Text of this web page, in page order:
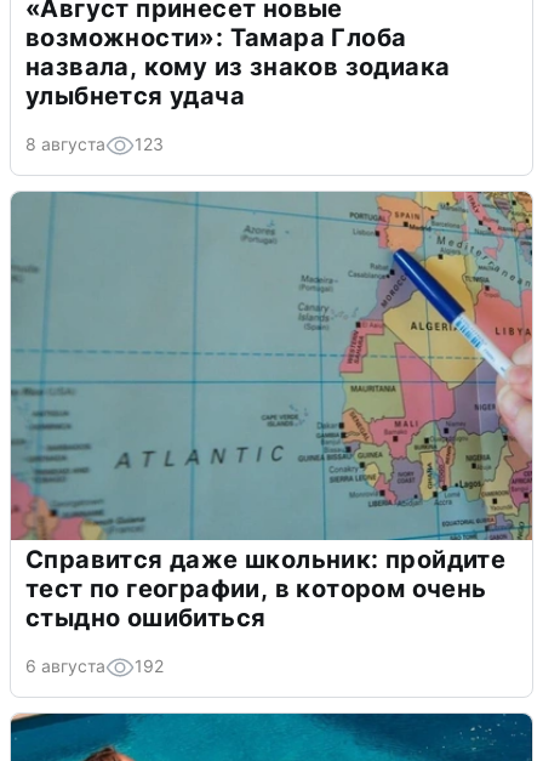
«Август принесет новые
возможности»: Тамара Глоба
назвала, кому из знаков зодиака
улыбнется удача
8 августа 123
Справится даже школьник: пройдите
тест по географии, в котором очень
стыдно ошибиться
6 августа 192